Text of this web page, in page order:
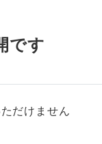
です
だけません